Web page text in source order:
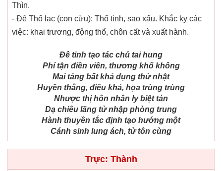
Thìn.
- Đê Thổ lạc (con cừu): Thổ tinh, sao xấu. Khắc kỵ các
việc: khai trương, động thổ, chôn cất và xuất hành.
Đê tinh tạo tác chủ tai hung
Phí tận điền viên, thương khố không
Mai táng bất khả dụng thử nhật
Huyền thằng, điếu khả, họa trùng trùng
Nhược thị hôn nhân ly biệt tán
Dạ chiêu lãng tử nhập phòng trung
Hành thuyền tắc định tạo hướng một
Cánh sinh lung ách, tử tôn cùng
Trực: Thành